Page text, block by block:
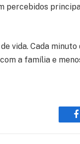
percebidos
vida. Cada
a família e